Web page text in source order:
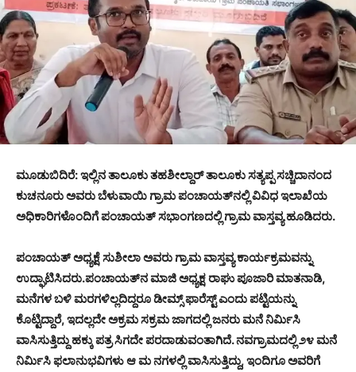
ಮೂಡುಬಿದಿರೆ:ಇಲ್ಲಿನತಾಲೂಕುತಹಶೀಲ್ದಾರ್ತಾಲೂಕುಸತ್ಯಪ್ಪಸಚ್ಚಿದಾನಂದ
ಕುಚನೂರುಅವರುಬೆಳುವಾಯಿ ಗ್ರಾಮಪಂಚಾಯತ್‌ನಲ್ಲಿವಿವಿಧಇಲಾಖೆಯ
ಅಧಿಕಾರಿಗಳೊಂದಿಗೆಪಂಚಾಯತ್ಸಭಾಂಗಣದಲ್ಲಿಗ್ರಾಮವಾಸ್ತವ್ಯಹೂಡಿದರು.
ಪಂಚಾಯತ್ ಅಧ್ಯಕ್ಷೆ ಸುಶೀಲಾ ಅವರು ಗ್ರಾಮ ವಾಸ್ತವ್ಯ ಕಾರ್ಯಕ್ರಮವನ್ನು
ಉದ್ಘಾಟಿಸಿದರು.ಪಂಚಾಯತ್‌ನ ಮಾಜಿ ಅಧ್ಯಕ್ಷ ರಾಘು ಪೂಜಾರಿ ಮಾತನಾಡಿ,
ಮನೆಗಳ ಬಳಿ ಮರಗಳಿಲ್ಲದಿದ್ದರೂ ಡೀಮ್ಸ್ ಫಾರೆಸ್ಟ್ ಎಂದು ಪಟ್ಟಿಯನ್ನು
ಕೊಟ್ಟಿದ್ದಾರೆ, ಇದಲ್ಲದೇ ಅಕ್ರಮ ಸಕ್ರಮ ಜಾಗದಲ್ಲಿ ಜನರು ಮನೆ ನಿರ್ಮಿಸಿ
ವಾಸಿಸುತ್ತಿದ್ದು ಹಕ್ಕು ಪತ್ರ ಸಿಗದೇ ಪರದಾಡುವಂತಾಗಿದೆ. ನವಗ್ರಾಮದಲ್ಲಿ ೨೪ ಮನೆ
ನಿರ್ಮಿಸಿ ಫಲಾನುಭವಿಗಳು ಆ ಮ ನಗಳಲ್ಲಿ ವಾಸಿಸುತ್ತಿದ್ದು, ಇಂದಿಗೂ ಅವರಿಗೆ